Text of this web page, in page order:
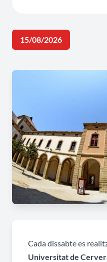
15/08/2026
Cada dissabte es
Universitat de